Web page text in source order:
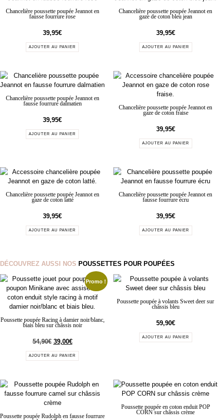
Chancelière poussette poupée Jeannot en
fausse fourrure rose
39,95€
AJOUTER AU PANIER
Chancelière poussette poupée Jeannot en
gaze de coton bleu jean
39,95€
AJOUTER AU PANIER
Chancelière poussette poupée Jeannot en
fausse fourrure dalmatien
39,95€
AJOUTER AU PANIER
Chancelière poussette poupée Jeannot en
gaze de coton fraise
39,95€
AJOUTER AU PANIER
Chancelière poussette poupée Jeannot en
gaze de coton latté
39,95€
AJOUTER AU PANIER
Chancelière poussette poupée Jeannot en
fausse fourrure écru
39,95€
AJOUTER AU PANIER
DÉCOUVREZ AUSSI NOS POUSSETTES POUR POUPÉES
Promo !
Poussette poupée Racing à damier noir/blanc,
biais bleu sur châssis noir
54,90€ 39,00€
AJOUTER AU PANIER
Poussette poupée à volants Sweet deer sur
châssis bleu
59,90€
AJOUTER AU PANIER
Poussette poupée Rudolph en fausse fourrure
Poussette poupée en coton enduit POP
CORN sur châssis crème